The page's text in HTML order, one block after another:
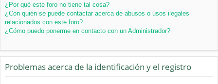
¿Por qué este foro no tiene tal cosa?
¿Con quién se puede contactar acerca de abusos o usos ilegales
relacionados con este foro?
¿Cómo puedo ponerme en contacto con un Administrador?
Problemas acerca de la identificación y el registro